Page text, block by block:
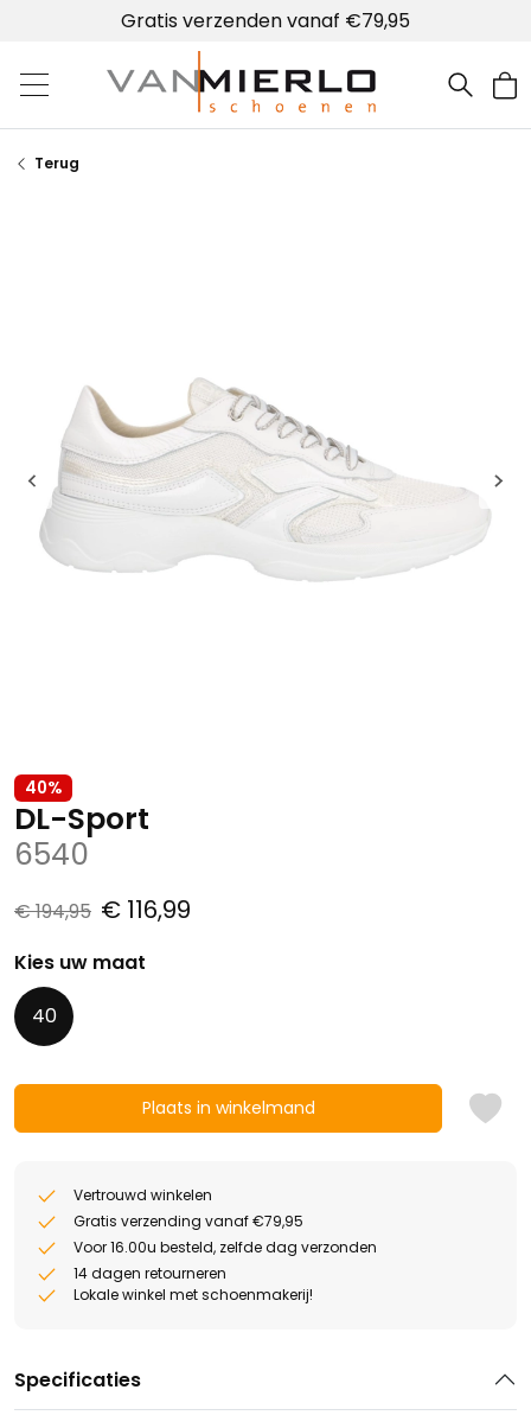
Gratis verzenden vanaf €79,95
Home | Van Mierlo schoenen
Terug
40%
DL-Sport
6540
€ 194,95 € 116,99
Kies uw maat
40
Plaats in winkelmand
Vertrouwd winkelen
Gratis verzending vanaf €79,95
Voor 16.00u besteld, zelfde dag verzonden
14 dagen retourneren
Lokale winkel met schoenmakerij!
Specificaties